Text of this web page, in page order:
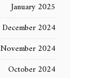
January 2025
December 2024
November 2024
October 2024